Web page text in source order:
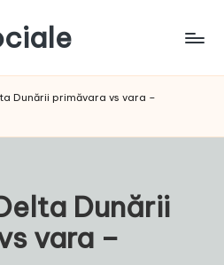
Dunării primăvara vs vara –
Dunării
vara –